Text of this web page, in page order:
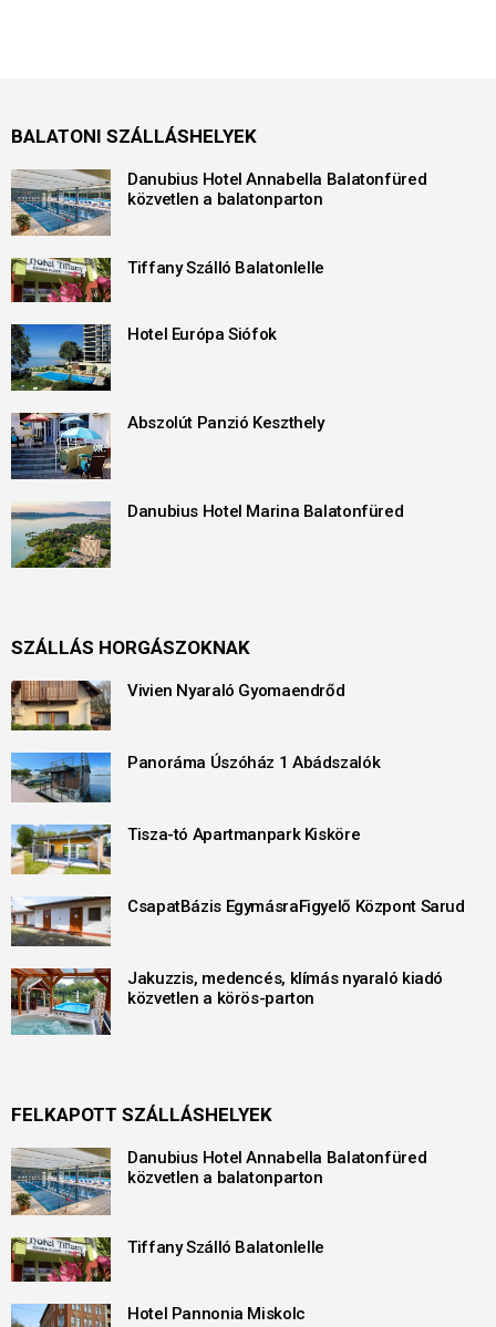
BALATONI SZÁLLÁSHELYEK
Danubius Hotel Annabella Balatonfüred
közvetlen a balatonparton
Tiffany Szálló Balatonlelle
Hotel Európa Siófok
Abszolút Panzió Keszthely
Danubius Hotel Marina Balatonfüred
SZÁLLÁS HORGÁSZOKNAK
Vivien Nyaraló Gyomaendrőd
Panoráma Úszóház 1 Abádszalók
Tisza-tó Apartmanpark Kisköre
CsapatBázis EgymásraFigyelő Központ Sarud
Jakuzzis, medencés, klímás nyaraló kiadó
közvetlen a körös-parton
FELKAPOTT SZÁLLÁSHELYEK
Danubius Hotel Annabella Balatonfüred
közvetlen a balatonparton
Tiffany Szálló Balatonlelle
Hotel Pannonia Miskolc